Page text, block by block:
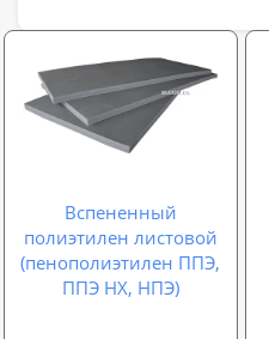
Вспененный
полиэтилен листовой
(пенополиэтилен ППЭ,
ППЭ НХ, НПЭ)